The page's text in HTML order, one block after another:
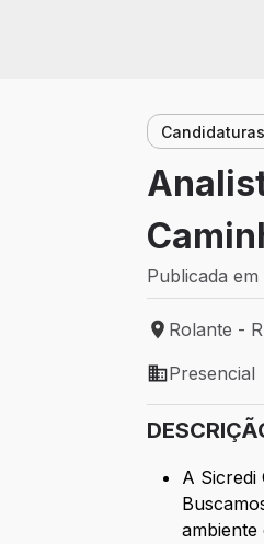
Publicada
Local de
Rolante -
Modelo de
Presencial
A Sicredi